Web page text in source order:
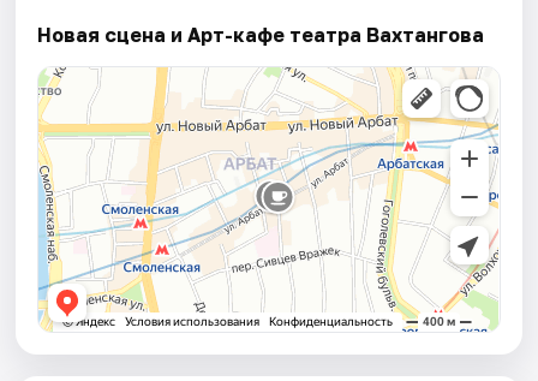
Новая сцена и Арт-кафе театра Вахтангова